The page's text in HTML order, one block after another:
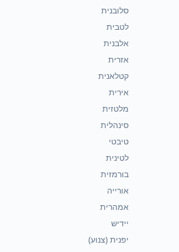
סלובנית
לטבית
אלבנית
אזרית
קטלאנית
אירית
מלטזית
סינהלית
טיבטי
לטינית
בורמזית
אורייה
אמהרית
יידיש
יפנית (צנוע)